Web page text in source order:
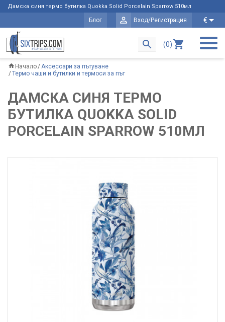
Дамска синя термо бутилка Quokka Solid Porcelain Sparrow 510мл
Блог Вход/Регистрация €
(0)
Начало
Аксесоари за пътуване
Термо чаши и бутилки и термоси за път
ДАМСКА СИНЯ ТЕРМО
БУТИЛКА QUOKKA SOLID
PORCELAIN SPARROW 510МЛ